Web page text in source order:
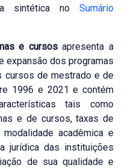
sintética no Sumário
e cursosapresenta a
expansão dos programas
cursos de mestrado e de
1996 e 2021 e contém
tais como
e de cursos, taxas de
acadêmica e
jurídica das instituições
de sua qualidade e